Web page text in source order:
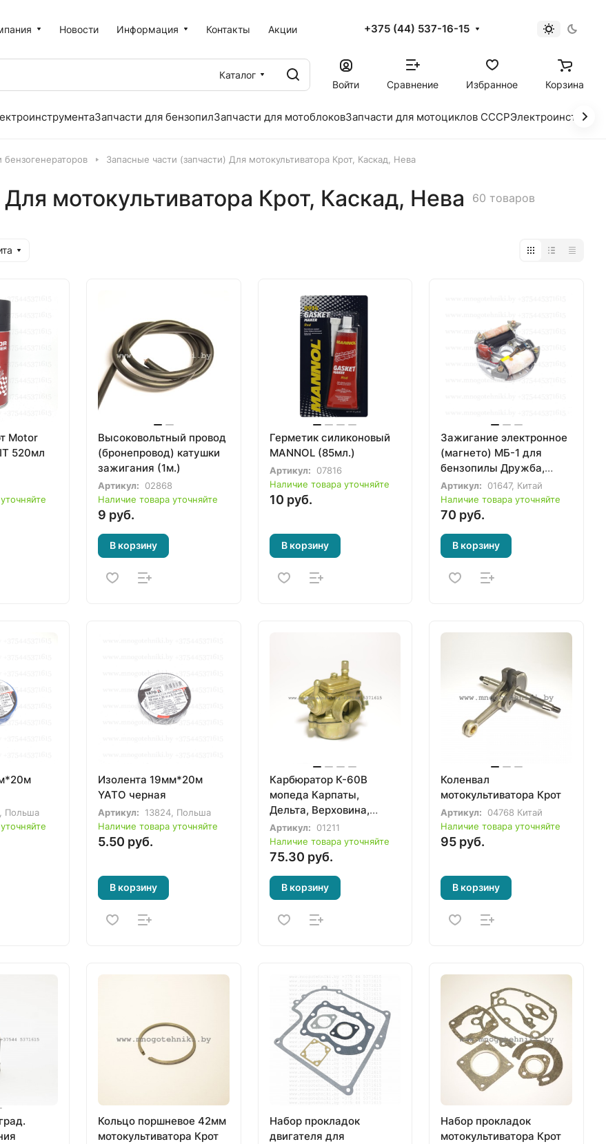
Новости Информация Контакты Акции +375 (44) 537-16-15
Каталог
Войти
Сравнение Избранное Корзина
Запчасти для бензопилЗапчасти для мотоблоковЗапчасти для мотоциклов СССР
бензогенераторов Запасные части (запчасти) Для мотокультиватора Крот, Каскад, Нева
мотокультиватора Крот, Каскад, Нева 60 товаров
Motor
520мл
Высоковольтный провод
(бронепровод) катушки
зажигания (1м.)
Артикул:
02868
Наличие товара уточняйте
9 руб.
В корзину
Герметик силиконовый
MANNOL (85мл.)
Артикул:
07816
Наличие товара уточняйте
10 руб.
В корзину
Зажигание электронное
(магнето) МБ-1 для
бензопилы Дружба,
Урал, мотокультиватора
Крот
Артикул:
01647, Китай
Наличие товара уточняйте
70 руб.
В корзину
Польша
Изолента 19мм*20м
YATO черная
Артикул:
13824, Польша
Наличие товара уточняйте
5.50 руб.
В корзину
Карбюратор К-60В
мопеда Карпаты,
Дельта, Верховина,
мотокультиватора Крот
Артикул:
01211
Наличие товара уточняйте
75.30 руб.
В корзину
Коленвал
мотокультиватора Крот
Артикул:
04768 Китай
Наличие товара уточняйте
95 руб.
В корзину
Кольцо поршневое 42мм
мотокультиватора Крот
Набор прокладок
двигателя для
Набор прокладок
мотокультиватора Крот